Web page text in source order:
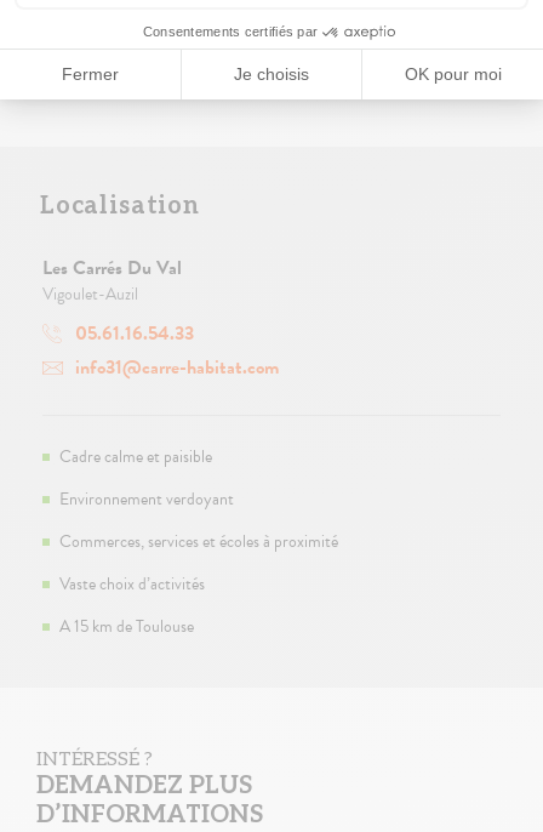
Localisation
Les Carrés Du Val
Vigoulet-Auzil
05.61.16.54.33
info31@carre-habitat.com
Cadre calme et paisible
Environnement verdoyant
Commerces, services et écoles à proximité
Vaste choix d’activités
A 15 km de Toulouse
Investir dans un Duplex-Jardin®
INTÉRESSÉ ?
DEMANDEZ PLUS
D’INFORMATIONS